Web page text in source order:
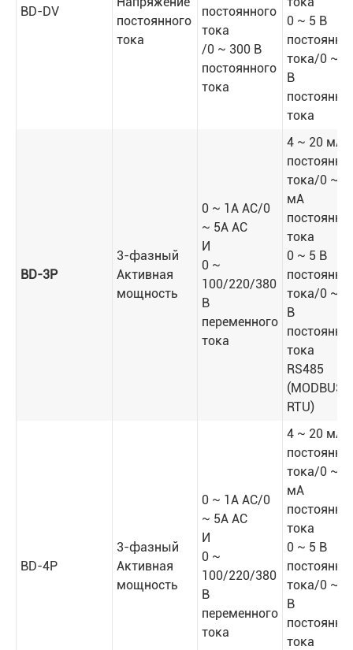
BD-DV
постоянного
тока
постоянного
тока
/0 ~ 300 В
постоянного
тока
0 ~ 5 В
тока/0 ~
В
тока
BD-3P
3-фазный
Активная
мощность
0 ~ 1A AC/0
~ 5A AC
И
0 ~
100/220/380
В
переменного
тока
4 ~ 20 мА
тока/0 ~
мА
тока
0 ~ 5 В
тока/0 ~
В
тока
RS485
(MODBUS-
RTU)
BD-4P
3-фазный
Активная
мощность
0 ~ 1A AC/0
~ 5A AC
И
0 ~
100/220/380
В
переменного
тока
4 ~ 20 мА
тока/0 ~
мА
тока
0 ~ 5 В
тока/0 ~
В
тока